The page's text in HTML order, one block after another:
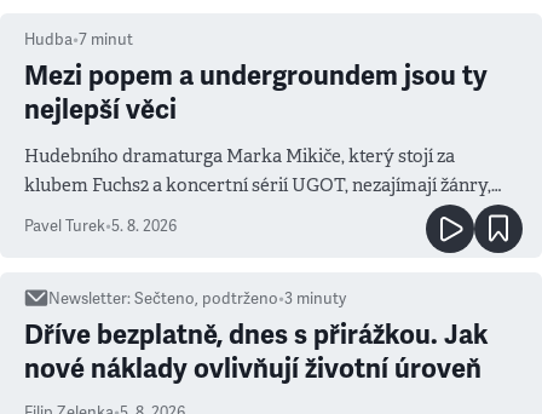
Hudba•7 minut
Mezi popem a undergroundem jsou ty
nejlepší věci
Hudebního dramaturga Marka Mikiče, který stojí za
klubem Fuchs2 a koncertní sérií UGOT, nezajímají žánry,
ale atmosféra
Pavel Turek•5. 8. 2026
Newsletter:Sečteno, podtrženo•3 minuty
Dříve bezplatně, dnes s přirážkou. Jak
nové náklady ovlivňují životní úroveň